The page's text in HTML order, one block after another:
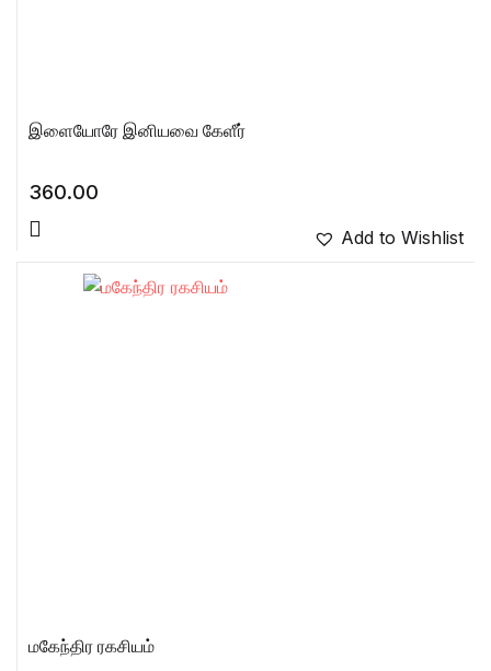
இளையோரே இனியவை கேளீர்
360.00
Add to Wishlist
மகேந்திர ரகசியம்